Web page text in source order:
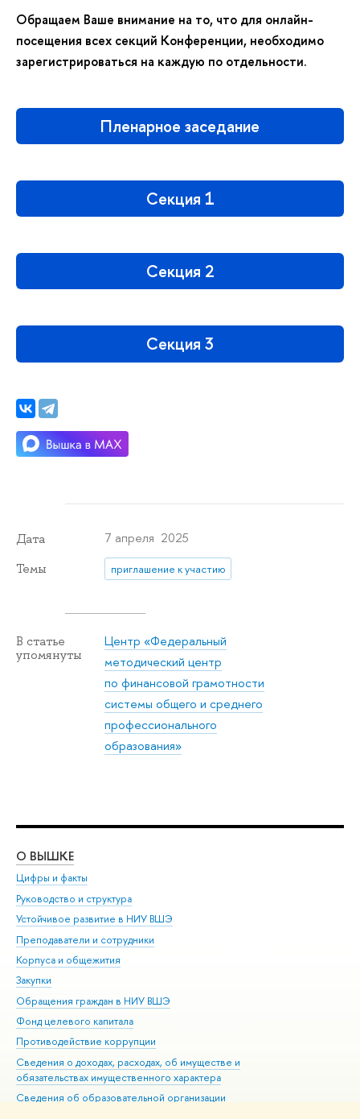
Обращаем Ваше внимание на то, что для онлайн-
посещения всех секций Конференции, необходимо
зарегистрироваться на каждую по отдельности.
Пленарное заседание
Секция 1
Секция 2
Секция 3
Дата 7 апреля 2025
Темы приглашение к участию
В статье
упомянуты
Центр «Федеральный
методический центр
по финансовой грамотности
системы общего и среднего
профессионального
образования»
О ВЫШКЕ
Цифры и факты
Руководство и структура
Устойчивое развитие в НИУ ВШЭ
Преподаватели и сотрудники
Корпуса и общежития
Закупки
Обращения граждан в НИУ ВШЭ
Фонд целевого капитала
Противодействие коррупции
Сведения о доходах, расходах, об имуществе и
обязательствах имущественного характера
Сведения об образовательной организации